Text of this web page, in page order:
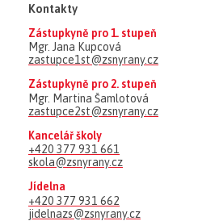
Kontakty
Zástupkyně pro 1. stupeň
Mgr. Jana Kupcová
zastupce1st@zsnyrany.cz
Zástupkyně pro 2. stupeň
Mgr. Martina Šamlotová
zastupce2st@zsnyrany.cz
Kancelář školy
+420 377 931 661
skola@zsnyrany.cz
Jídelna
+420 377 931 662
jidelnazs@zsnyrany.cz